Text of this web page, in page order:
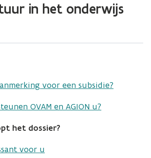
in het onderwijs
voor een subsidie?
OVAM en AGION u?
het dossier?
voor u